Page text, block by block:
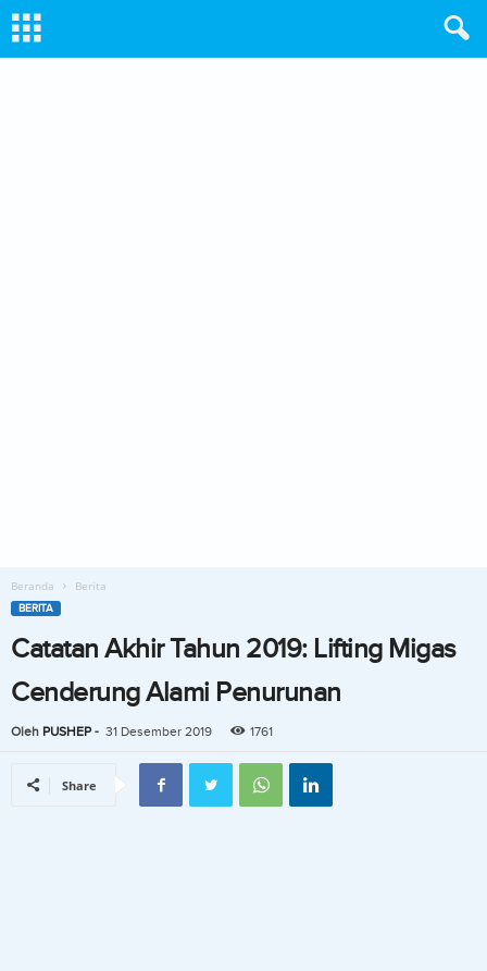
Beranda Berita
BERITA
Catatan Akhir Tahun 2019: Lifting Migas
Cenderung Alami Penurunan
Oleh PUSHEP - 31 Desember 2019 1761
Share